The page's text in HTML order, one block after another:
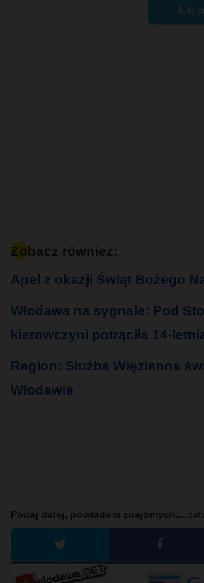
lub
Zobacz również:
Apel z okazji Świąt Bożego
Włodawa na sygnale: Pod
kierowczyni potrąciła 14-
Region: Służba Więzienna
Włodawie
Podaj dalej, powiadom znajomych....